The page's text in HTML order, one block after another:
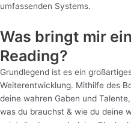
umfassenden Systems.
Was bringt mir
Reading?
Grundlegend ist es ein
Weiterentwicklung. Mithilfe des
deine wahren Gaben und
was du brauchst & wie du deine